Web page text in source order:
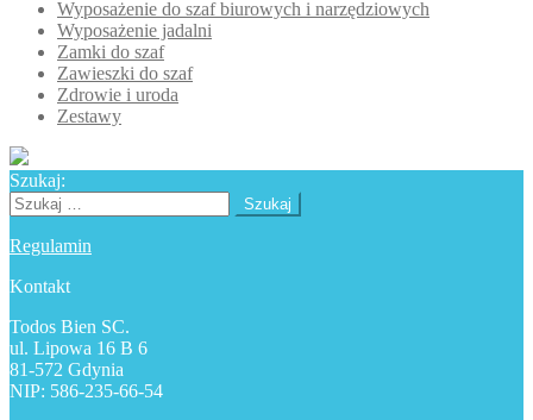
Wyposażenie do szaf biurowych i narzędziowych
Wyposażenie jadalni
Zamki do szaf
Zawieszki do szaf
Zdrowie i uroda
Zestawy
Szukaj:
Szukaj:
Regulamin
Kontakt
Todos Bien SC.
ul. Lipowa 16 B 6
81-572 Gdynia
NIP: 586-235-66-54